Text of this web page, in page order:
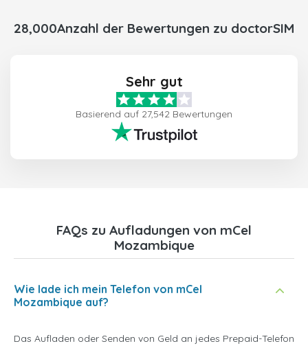
28,000Anzahl der Bewertungen zu doctorSIM
Sehr gut
Basierend auf 27,542 Bewertungen
FAQs zu Aufladungen von mCel
Mozambique
Wie lade ich mein Telefon von mCel
Mozambique auf?
Das Aufladen oder Senden von Geld an jedes Prepaid-Telefon